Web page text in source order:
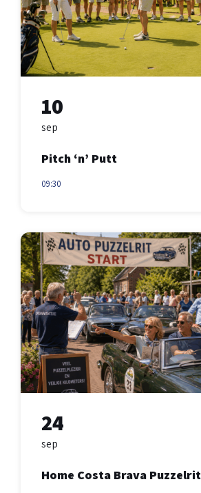
10
sep
Pitch ‘n’ Putt
09:30
24
sep
Home Costa Brava Puzzelrit